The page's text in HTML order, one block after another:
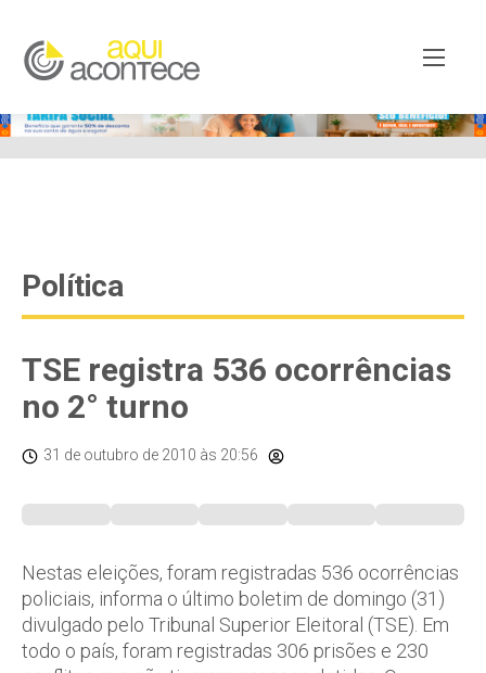
Xy8lpYSLnxw-AX8 google-site-verification:
googleb82de9a22cec23e8.html
Política
TSE registra 536 ocorrências
no 2° turno
31 de outubro de 2010 às 20:56
Nestas eleições, foram registradas 536 ocorrências
policiais, informa o último boletim de domingo (31)
divulgado pelo Tribunal Superior Eleitoral (TSE). Em
todo o país, foram registradas 306 prisões e 230